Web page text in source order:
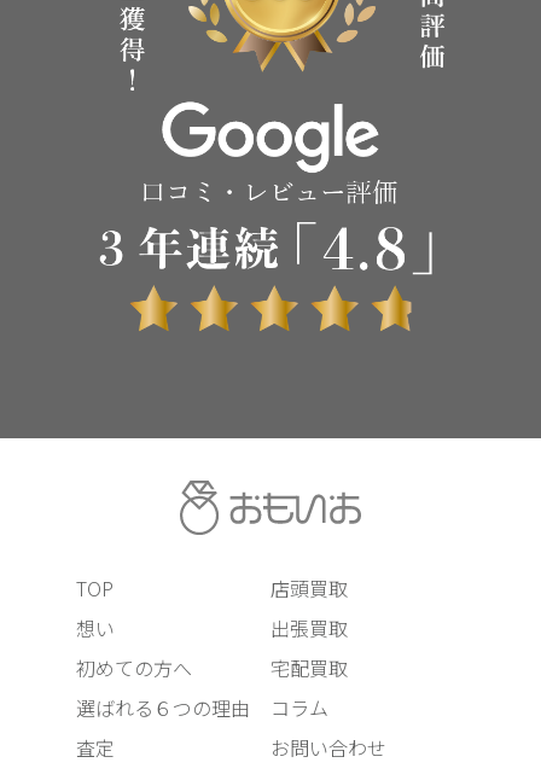
TOP
想い
初めての方へ
選ばれる６つの理由
査定
店頭買取
出張買取
宅配買取
コラム
お問い合わせ